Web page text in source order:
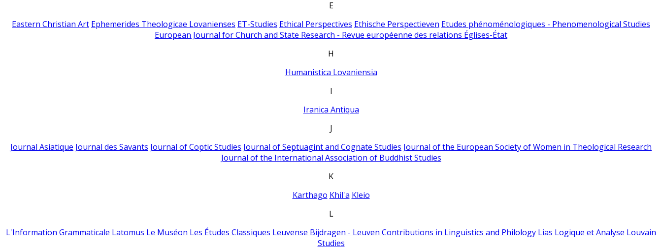
E
Eastern Christian Art Ephemerides Theologicae Lovanienses ET-Studies Ethical Perspectives Ethische Perspectieven Etudes phénoménologiques - Phenomenological Studies
European Journal for Church and State Research - Revue européenne des relations Églises-État
H
Humanistica Lovaniensia
I
Iranica Antiqua
J
Journal Asiatique Journal des Savants Journal of Coptic Studies Journal of Septuagint and Cognate Studies Journal of the European Society of Women in Theological Research
Journal of the International Association of Buddhist Studies
K
Karthago Khil'a Kleio
L
L'Information Grammaticale Latomus Le Muséon Les Études Classiques Leuvense Bijdragen - Leuven Contributions in Linguistics and Philology Lias Logique et Analyse Louvain
Studies